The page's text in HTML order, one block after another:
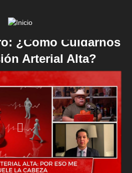
¿Cómo Cuidarnos
Arterial Alta?